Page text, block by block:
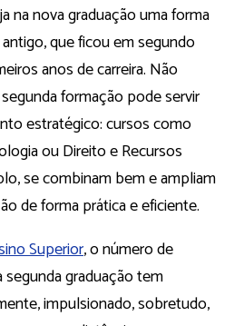
na nova graduação uma forma
que ficou em segundo
anos de carreira. Não
formação pode servir
estratégico: cursos como
ou Direito e Recursos
se combinam bem e ampliam
de forma prática e eficiente.
Superior, o número de
graduação tem
impulsionado, sobretudo,